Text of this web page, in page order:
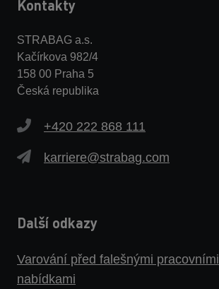
Kontakty
STRABAG a.s.
Kačírkova 982/4
158 00 Praha 5
Česká republika
+420 222 868 111
karriere@strabag.com
Další odkazy
Varování před falešnými pracovními
nabídkami